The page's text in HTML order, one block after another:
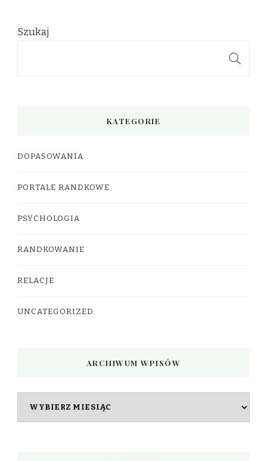
Szukaj
KATEGORIE
DOPASOWANIA
PORTALE RANDKOWE
PSYCHOLOGIA
RANDKOWANIE
RELACJE
UNCATEGORIZED
ARCHIWUM WPISÓW